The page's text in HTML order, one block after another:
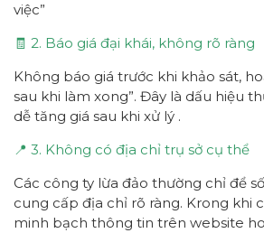
việc”
🧾 2. Báo giá đại khái, không rõ ràng
Không báo giá trước khi khảo sát,
sau khi làm xong”. Đây là dấu hiệu
dễ tăng giá sau khi xử lý .
📍 3. Không có địa chỉ trụ sở cụ thể
Các công ty lừa đảo thường chỉ để
cung cấp địa chỉ rõ ràng. Krong khi
minh bạch thông tin trên website